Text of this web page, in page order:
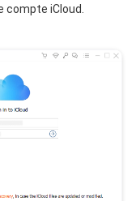
compte iCloud.